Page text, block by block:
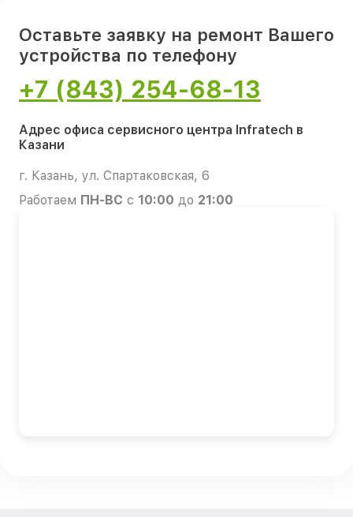
Оставьте заявку на ремонт Вашего
устройства по телефону
+7 (843) 254-68-13
Адрес офиса сервисного центра Infratech в
Казани
г. Казань, ул. Спартаковская, 6
Работаем ПН-ВС с 10:00 до 21:00